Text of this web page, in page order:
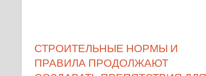
СТРОИТЕЛЬНЫЕ НОРМЫ И
ПРАВИЛА ПРОДОЛЖАЮТ